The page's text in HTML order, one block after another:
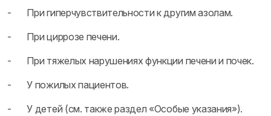
- При гиперчувствительности к другим азолам.
- При циррозе печени.
- При тяжелых нарушениях функции печени и почек.
- У пожилых пациентов.
- У детей (см. также раздел «Особые указания»).